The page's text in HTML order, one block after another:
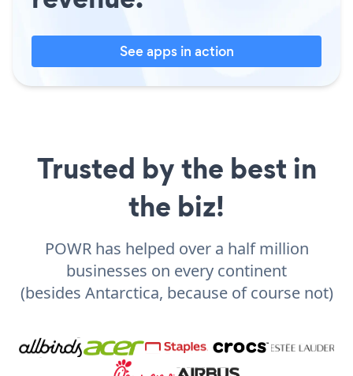
See apps in action
Trusted by the best in
the biz!
POWR has helped over a half million
businesses on every continent
(besides Antarctica, because of course not)